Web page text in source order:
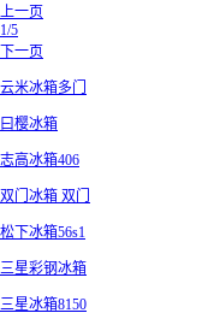
上一页
1/5
下一页
云米冰箱多门
曰樱冰箱
志高冰箱406
双门冰箱 双门
松下冰箱56s1
三星彩钢冰箱
三星冰箱8150